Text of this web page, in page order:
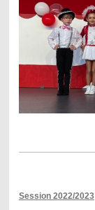
Session 2022/2023